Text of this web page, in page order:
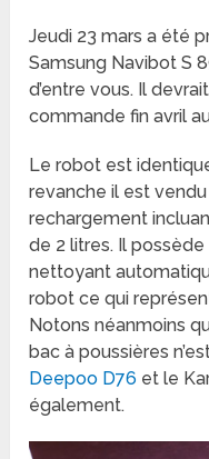
Jeudi 23 mars a été
Samsung Navibot S
d’entre vous. Il
commande fin avril
Le robot est
revanche il est
rechargement
de 2 litres. Il
nettoyant
robot ce qui
Notons néanmoins
bac à poussières
Deepoo D76 et le
également.